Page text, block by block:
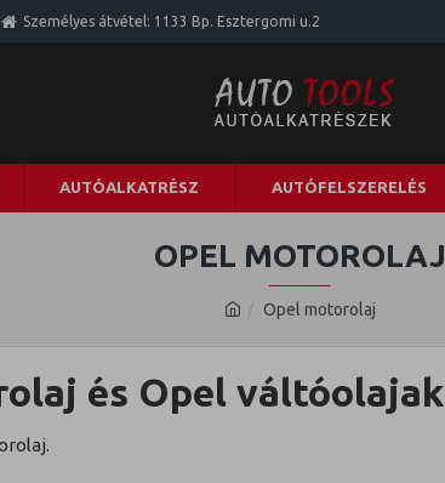
Személyes átvétel: 1133 Bp. Esztergomi u.2
AUTÓALKATRÉSZ AUTÓFELSZERELÉS
Opel motorolaj
OPEL MOTOROLAJ
és Opel váltóolajak